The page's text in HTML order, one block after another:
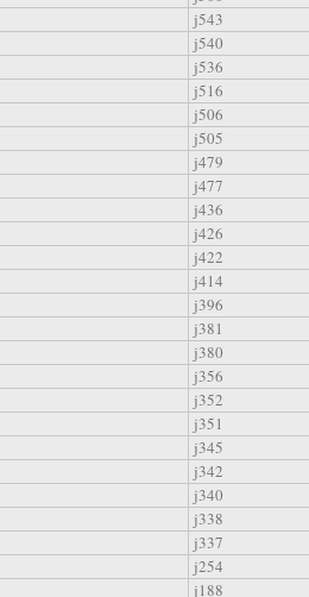
j543
j540
j536
j516
j506
j505
j479
j477
j436
j426
j422
j414
j396
j381
j380
j356
j352
j351
j345
j342
j340
j338
j337
j254
j188